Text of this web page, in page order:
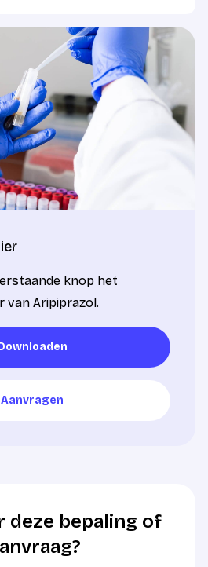
knop het
van Aripiprazol.
Aanvragen
deze bepaling of